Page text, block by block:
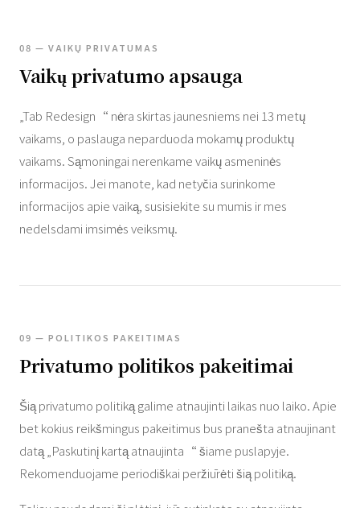
08 — VAIKŲ PRIVATUMAS
Vaikų privatumo apsauga
„Tab Redesign“ nėra skirtas jaunesniems nei 13 metų
vaikams, o paslauga neparduoda mokamų produktų
vaikams. Sąmoningai nerenkame vaikų asmeninės
informacijos. Jei manote, kad netyčia surinkome
informacijos apie vaiką, susisiekite su mumis ir mes
nedelsdami imsimės veiksmų.
09 — POLITIKOS PAKEITIMAS
Privatumo politikos pakeitimai
Šią privatumo politiką galime atnaujinti laikas nuo laiko. Apie
bet kokius reikšmingus pakeitimus bus pranešta atnaujinant
datą „Paskutinį kartą atnaujinta“ šiame puslapyje.
Rekomenduojame periodiškai peržiūrėti šią politiką.